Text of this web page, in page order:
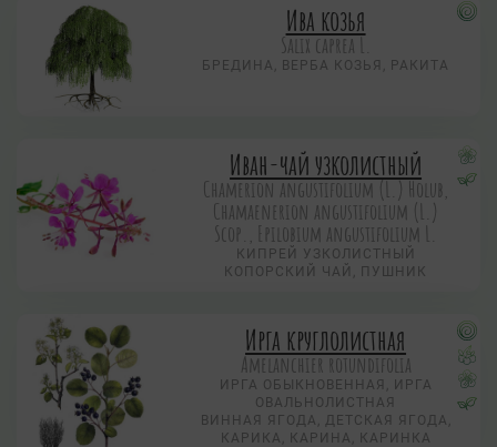
Ива козья
Salix caprea L.
БРЕДИНА, ВЕРБА КОЗЬЯ, РАКИТА
Иван-чай узколистный
Chamerion angustifolium (L.) Holub,
Chamaenerion angustifolium (L.)
Scop., Epilobium angustifolium L.
КИПРЕЙ УЗКОЛИСТНЫЙ
КОПОРСКИЙ ЧАЙ, ПУШНИК
Ирга круглолистная
Amelanchier rotundifolia
ИРГА ОБЫКНОВЕННАЯ, ИРГА
ОВАЛЬНОЛИСТНАЯ
ВИННАЯ ЯГОДА, ДЕТСКАЯ ЯГОДА,
КАРИКА, КАРИНА, КАРИНКА